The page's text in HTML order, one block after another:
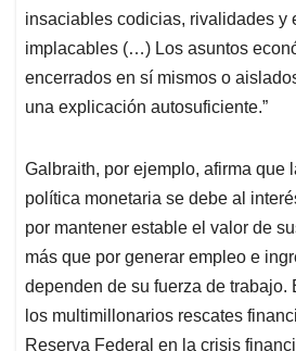
insaciables codicias, rivalidades y
implacables (…) Los asuntos
encerrados en sí mismos o
una explicación autosuficiente.”
Galbraith, por ejemplo, afirma que
política monetaria se debe al
por mantener estable el valor de
más que por generar empleo e
dependen de su fuerza de trabajo.
los multimillonarios rescates
Reserva Federal en la crisis